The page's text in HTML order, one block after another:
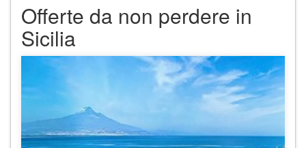
Offerte da non perdere in
Sicilia